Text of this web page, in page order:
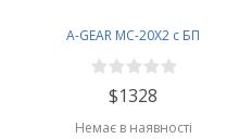
A-GEAR MC-20X2 с БП
$1328
Немає в наявності